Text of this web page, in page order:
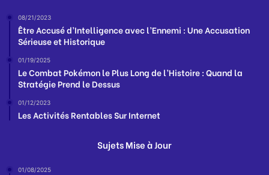
08/21/2023
Être Accusé d’Intelligence avec l’Ennemi : Une Accusation
Sérieuse et Historique
01/19/2025
Le Combat Pokémon le Plus Long de l’Histoire : Quand la
Stratégie Prend le Dessus
01/12/2023
Les Activités Rentables Sur Internet
Sujets Mise à Jour
01/08/2025